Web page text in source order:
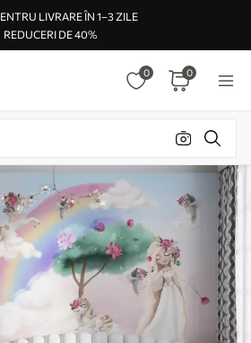
LIVRARE ÎN 1–3 ZILE
REDUCERI DE 40%
0 0